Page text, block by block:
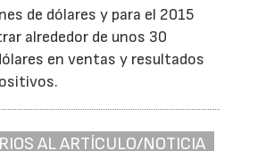
de dólares y para el 2015
alrededor de unos 30
en ventas y resultados
AL ARTÍCULO/NOTICIA